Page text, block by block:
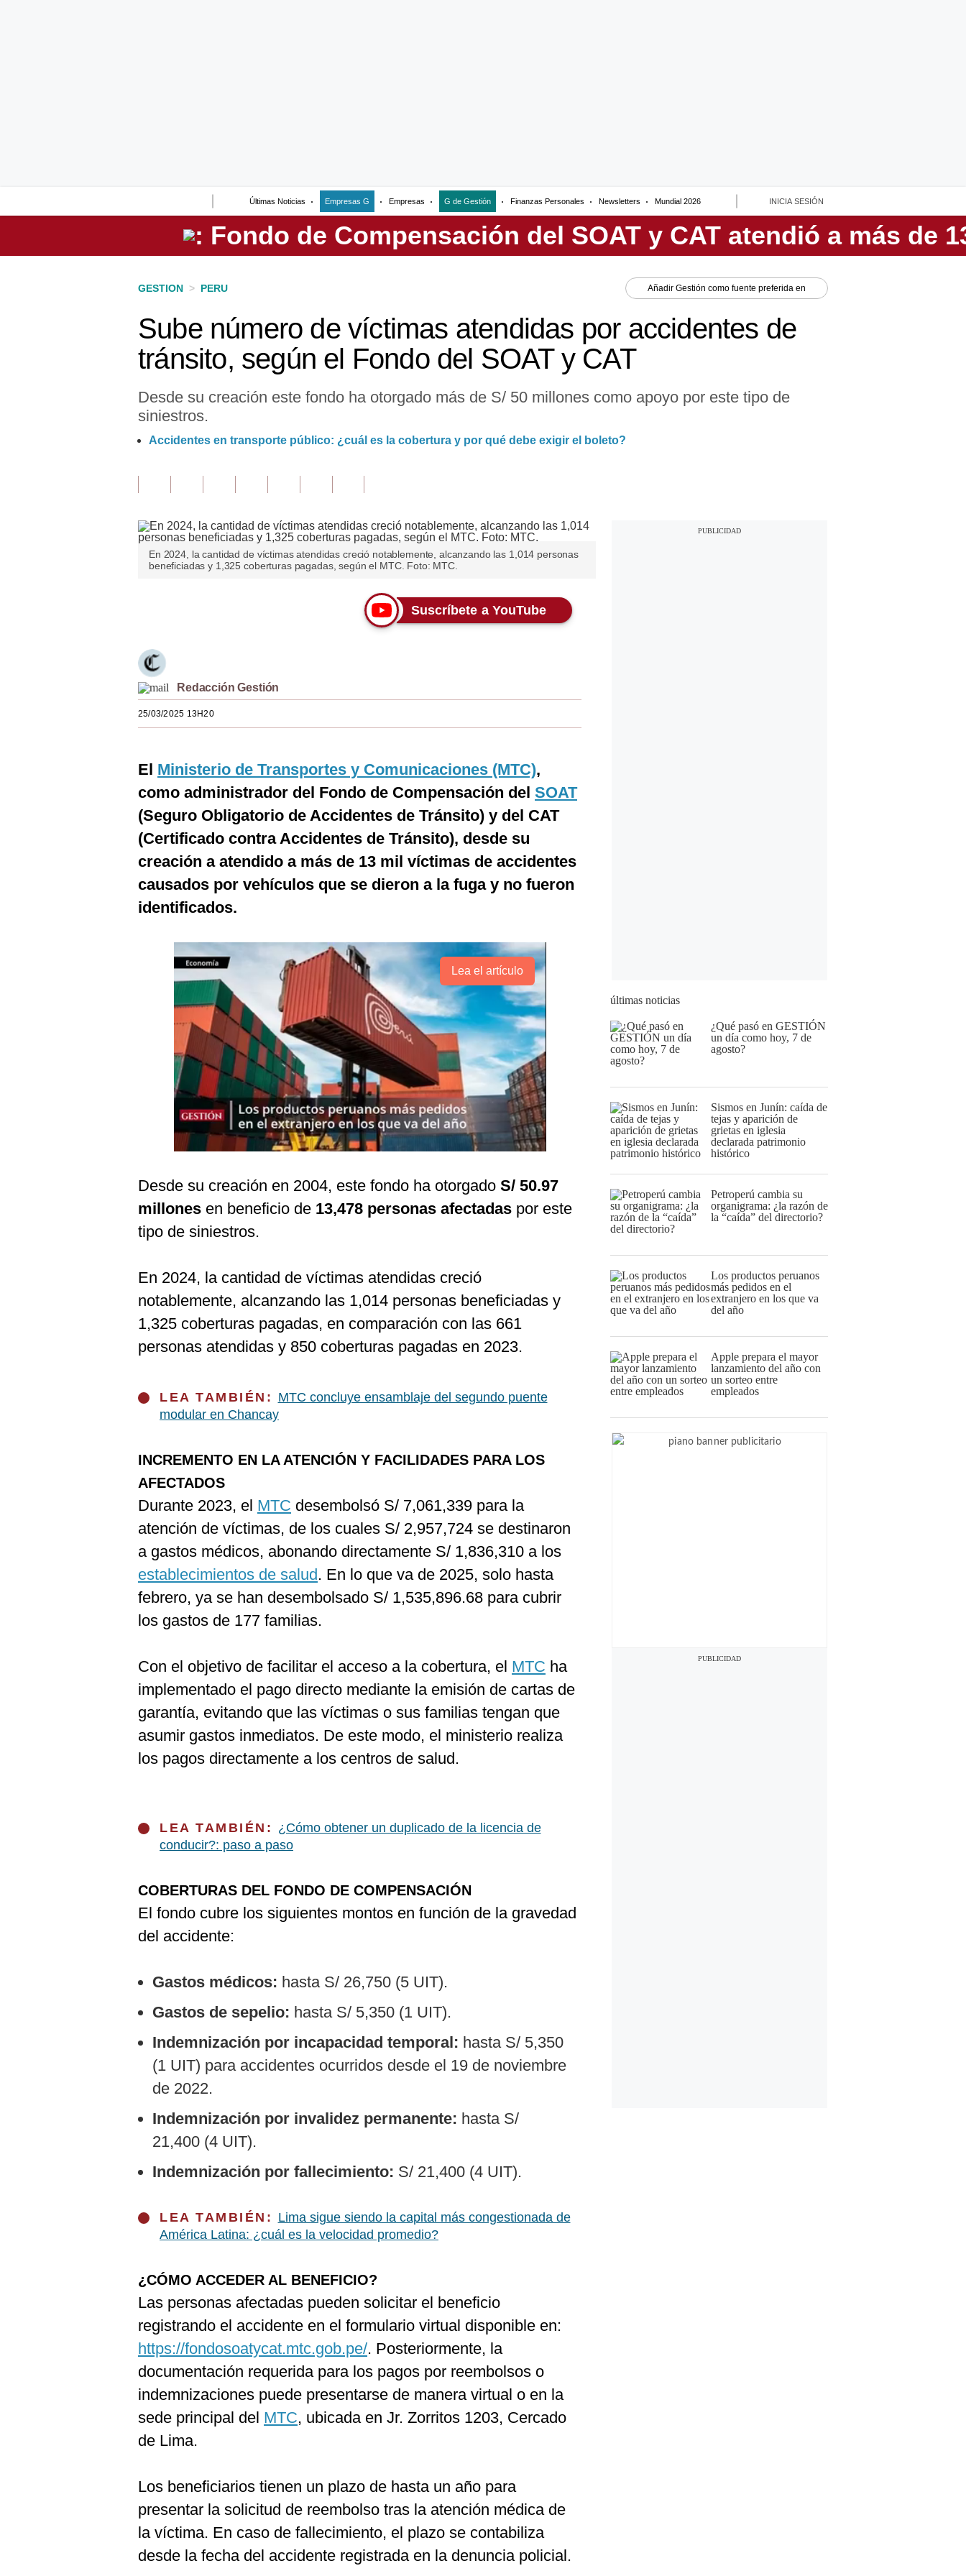
Últimas Noticias Empresas G Empresas G de Gestión Finanzas Personales Newsletters Mundial 2026 INICIA SESIÓN
Perú
GESTION > PERU Añadir Gestión como fuente preferida en
Sube número de víctimas atendidas por accidentes de
tránsito, según el Fondo del SOAT y CAT
Desde su creación este fondo ha otorgado más de S/ 50 millones como apoyo por este tipo de
siniestros.
Accidentes en transporte público: ¿cuál es la cobertura y por qué debe exigir el boleto?
En 2024, la cantidad de víctimas atendidas creció notablemente, alcanzando las 1,014 personas
beneficiadas y 1,325 coberturas pagadas, según el MTC. Foto: MTC.
Suscríbete a YouTube
Redacción Gestión
25/03/2025 13H20
El Ministerio de Transportes y Comunicaciones (MTC),
como administrador del Fondo de Compensación del SOAT
(Seguro Obligatorio de Accidentes de Tránsito) y del CAT
(Certificado contra Accidentes de Tránsito), desde su
creación a atendido a más de 13 mil víctimas de accidentes
causados por vehículos que se dieron a la fuga y no fueron
identificados.
Lea el artículo
Desde su creación en 2004, este fondo ha otorgado S/ 50.97
millones en beneficio de 13,478 personas afectadas por este
tipo de siniestros.
En 2024, la cantidad de víctimas atendidas creció
notablemente, alcanzando las 1,014 personas beneficiadas y
1,325 coberturas pagadas, en comparación con las 661
personas atendidas y 850 coberturas pagadas en 2023.
LEA TAMBIÉN: MTC concluye ensamblaje del segundo puente
modular en Chancay
INCREMENTO EN LA ATENCIÓN Y FACILIDADES PARA LOS
AFECTADOS
Durante 2023, el MTC desembolsó S/ 7,061,339 para la
atención de víctimas, de los cuales S/ 2,957,724 se destinaron
a gastos médicos, abonando directamente S/ 1,836,310 a los
establecimientos de salud. En lo que va de 2025, solo hasta
febrero, ya se han desembolsado S/ 1,535,896.68 para cubrir
los gastos de 177 familias.
Con el objetivo de facilitar el acceso a la cobertura, el MTC ha
implementado el pago directo mediante la emisión de cartas de
garantía, evitando que las víctimas o sus familias tengan que
asumir gastos inmediatos. De este modo, el ministerio realiza
los pagos directamente a los centros de salud.
LEA TAMBIÉN: ¿Cómo obtener un duplicado de la licencia de
conducir?: paso a paso
COBERTURAS DEL FONDO DE COMPENSACIÓN
El fondo cubre los siguientes montos en función de la gravedad
del accidente:
Gastos médicos: hasta S/ 26,750 (5 UIT).
Gastos de sepelio: hasta S/ 5,350 (1 UIT).
Indemnización por incapacidad temporal: hasta S/ 5,350
(1 UIT) para accidentes ocurridos desde el 19 de noviembre
de 2022.
Indemnización por invalidez permanente: hasta S/
21,400 (4 UIT).
Indemnización por fallecimiento: S/ 21,400 (4 UIT).
LEA TAMBIÉN: Lima sigue siendo la capital más congestionada de
América Latina: ¿cuál es la velocidad promedio?
¿CÓMO ACCEDER AL BENEFICIO?
Las personas afectadas pueden solicitar el beneficio
registrando el accidente en el formulario virtual disponible en:
https://fondosoatycat.mtc.gob.pe/. Posteriormente, la
documentación requerida para los pagos por reembolsos o
indemnizaciones puede presentarse de manera virtual o en la
sede principal del MTC, ubicada en Jr. Zorritos 1203, Cercado
de Lima.
Los beneficiarios tienen un plazo de hasta un año para
presentar la solicitud de reembolso tras la atención médica de
la víctima. En caso de fallecimiento, el plazo se contabiliza
desde la fecha del accidente registrada en la denuncia policial.
últimas noticias
¿Qué pasó en GESTIÓN
un día como hoy, 7 de
agosto?
Sismos en Junín: caída de
tejas y aparición de
grietas en iglesia
declarada patrimonio
histórico
Petroperú cambia su
organigrama: ¿la razón de
la “caída” del directorio?
Los productos peruanos
más pedidos en el
extranjero en los que va
del año
Apple prepara el mayor
lanzamiento del año con
un sorteo entre
empleados